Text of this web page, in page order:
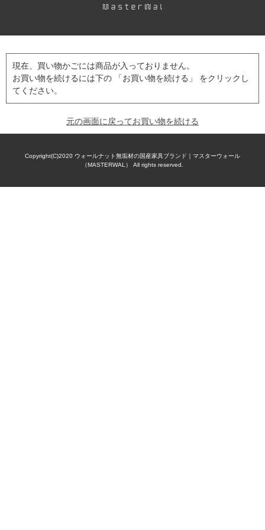
現在、買い物かごには商品が入っておりません。
お買い物を続けるには下の 「お買い物を続ける」 をクリックし
てください。
元の画面に戻ってお買い物を続ける
Copyright(C)2020 ウォールナット無垢材の国産家具ブランド｜マスターウォール
（MASTERWAL） All rights reserved.